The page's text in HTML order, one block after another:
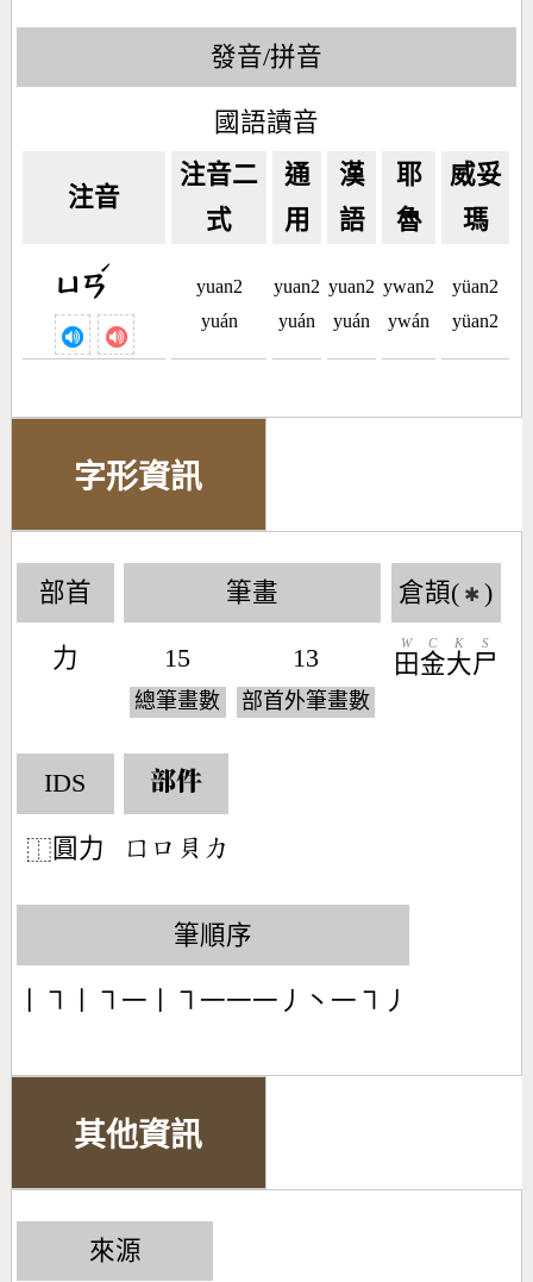
發音/拼音
國語讀音
注音
注音二
式
通
用
漢
語
耶
魯
威妥
瑪
ㄩㄢ
ˊ
yuan2
yuán
yuan2
yuán
yuan2
yuán
ywan2
ywán
yüan2
yüan2
字形資訊
部首
力
筆畫
15
總筆畫數
13
部首外筆畫數
倉頡( ✱ )
田
W
金
C
大
K
尸
S
IDS
⿰ 圓力
部件
󶁷󶁶󶆱󶁒
筆順序
丨㇕丨㇕一丨㇕一一一丿丶一㇕丿
其他資訊
來源